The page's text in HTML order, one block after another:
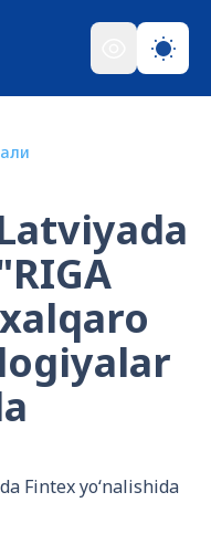
Fintex yo‘nalishida